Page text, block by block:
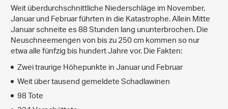
Weit überdurchschnittliche Niederschläge im November,
Januar und Februar führten in die Katastrophe. Allein Mitte
Januar schneite es 88 Stunden lang ununterbrochen. Die
Neuschneemengen von bis zu 250 cm kommen so nur
etwa alle fünfzig bis hundert Jahre vor. Die Fakten:
Zwei traurige Höhepunkte in Januar und Februar
Weit über tausend gemeldete Schadlawinen
98 Tote